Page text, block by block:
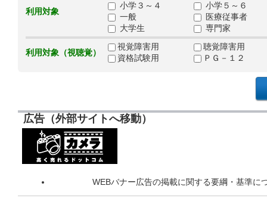
利用対象
小学３～４
小学５～６
一般
医療従事者
大学生
専門家
利用対象（視聴覚）
視覚障害用
聴覚障害用
資格試験用
ＰＧ－１２
広告（外部サイトへ移動）
WEBバナー広告の掲載に関する要綱・基準に